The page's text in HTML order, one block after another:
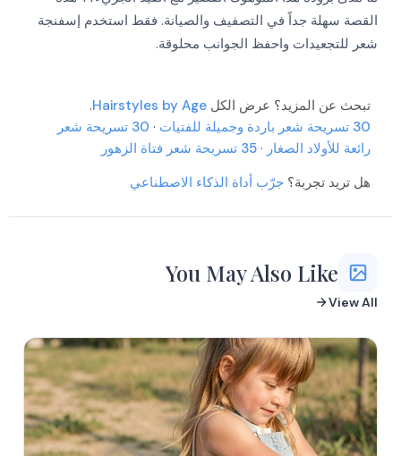
More
More
More
More
More
More
More
القصة سهلة جداً في التصفيف والصيانة. فقط استخدم إسفنجة
شعر للتجعيدات واحفظ الجوانب محلوقة.
تبحث عن المزيد؟ عرض الكل Hairstyles by Age
.
30 تسريحة شعر باردة وجميلة للفتيات
·
30 تسريحة شعر
رائعة للأولاد الصغار · 35 تسريحة شعر فتاة الزهور
هل تريد تجربة؟ جرّب أداة الذكاء الاصطناعي
You May Also Like
View All